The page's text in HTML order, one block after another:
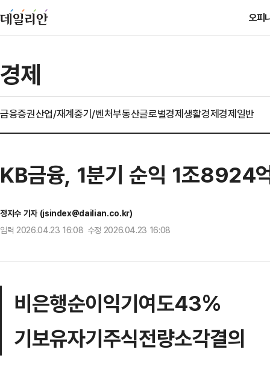
오피
경제
금융증권산업/재계중기/벤처부동산글로벌경제생활경제경제일반
KB금융, 1분기 순익 1조
정지수 기자 (jsindex@dailian.co.kr)
입력 2026.04.23 16:08 수정 2026.04.23 16:08
비은행순이익기여도43%
기보유자기주식전량소각결의